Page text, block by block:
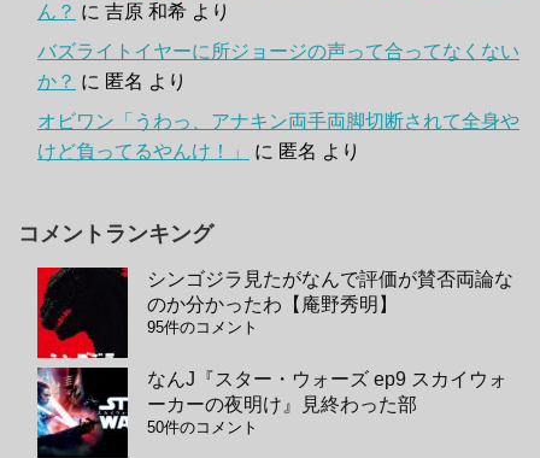
ん？ に 吉原 和希 より
バズライトイヤーに所ジョージの声って合ってなくない
か？ に 匿名 より
オビワン「うわっ、アナキン両手両脚切断されて全身や
けど負ってるやんけ！」
に 匿名 より
コメントランキング
シンゴジラ見たがなんで評価が賛否両論な
のか分かったわ【庵野秀明】
95件のコメント
なんJ『スター・ウォーズ ep9 スカイウォ
ーカーの夜明け』見終わった部
50件のコメント